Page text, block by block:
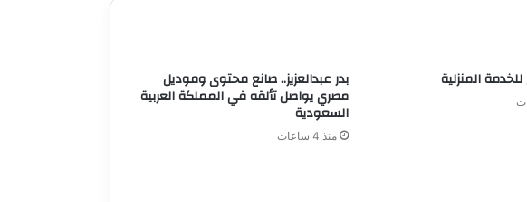
المنزلية بدر عبدالعزيز.. صانع محتوى وموديل
مصري يواصل تألقه في المملكة العربية
السعودية
منذ 4 ساعات